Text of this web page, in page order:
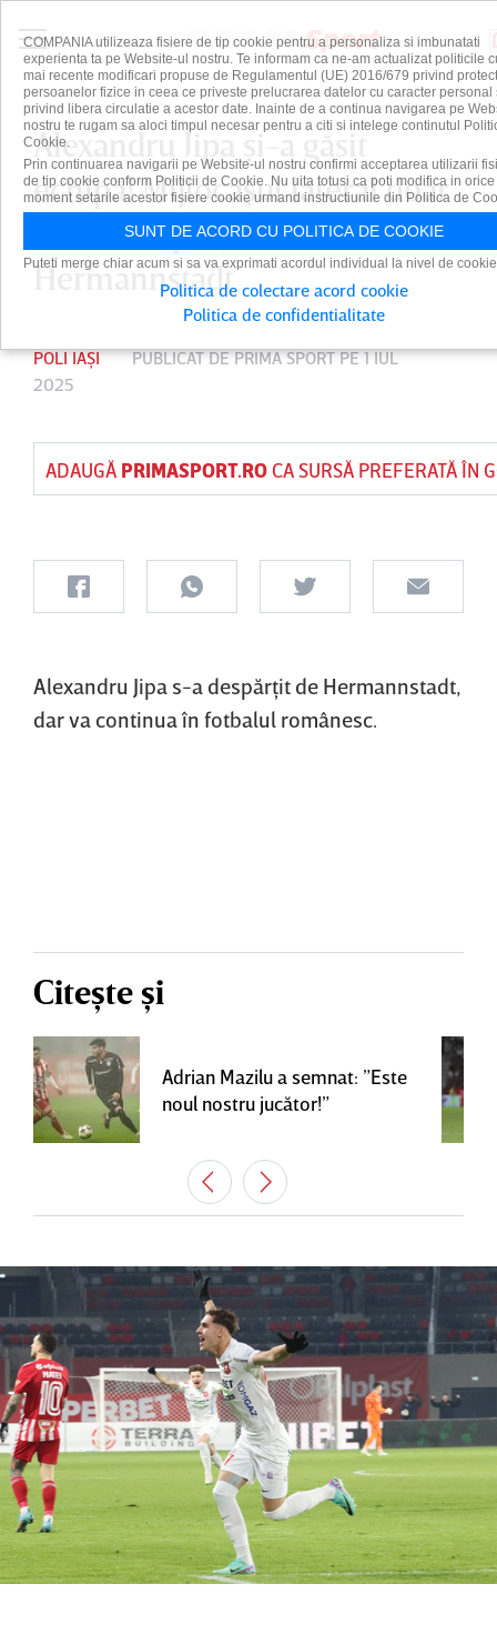
Alexandru Jipa şi-a găsit
echipă! Mijlocaşul lateral doar
ce s-a despărţit de
Hermannstadt
POLI IAȘI PUBLICAT DEPRIMA SPORTPE 1 IUL
2025
ADAUGĂ PRIMASPORT.ROCA SURSĂ PREFERATĂ ÎN
Alexandru Jipa s-a despărţit de Hermannstadt,
dar va continua în fotbalul românesc.
Citește și
Adrian Mazilu a semnat: ”Este
noul nostru jucător!”
COMPANIA utilizeaza fisiere de tip cookie pentru a personaliza si imbunatati
experienta ta pe Website-ul nostru. Te informam ca ne-am actualizat politicile
mai recente modificari propuse de Regulamentul (UE) 2016/679 privind
persoanelor fizice in ceea ce priveste prelucrarea datelor cu caracter personal
privind libera circulatie a acestor date. Inainte de a continua navigarea pe
nostru te rugam sa aloci timpul necesar pentru a citi si intelege continutul
Cookie.
Prin continuarea navigarii pe Website-ul nostru confirmi acceptarea utilizarii
de tip cookie conform Politicii de Cookie. Nu uita totusi ca poti modifica in orice
moment setarile acestor fisiere cookie urmand instructiunile din Politica de
SUNT DE ACORD CU POLITICA DE COOKIE
Puteti merge chiar acum si sa va exprimati acordul individual la nivel de
Politica de colectare acord cookie
Politica de confidentialitate